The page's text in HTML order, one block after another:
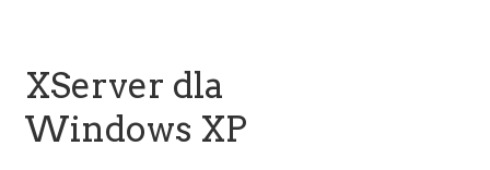
XServer dla
Windows XP